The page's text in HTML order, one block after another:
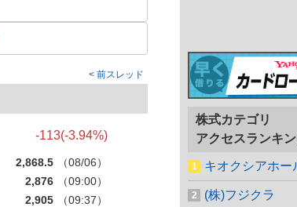
前スレッド
-113(-3.94%)
2,868.5
（08/06）
2,876
（09:00）
2,905
（09:37）
株式カテゴリ
アクセスランキ
キオクシアホー
(株)フジクラ